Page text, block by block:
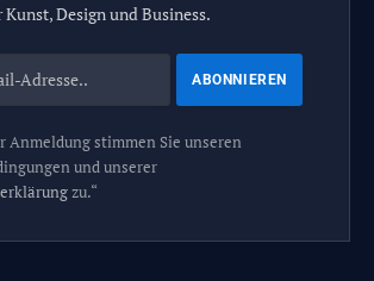
Design und Business.
Anmeldung stimmen Sie unseren
und unserer
zu.“